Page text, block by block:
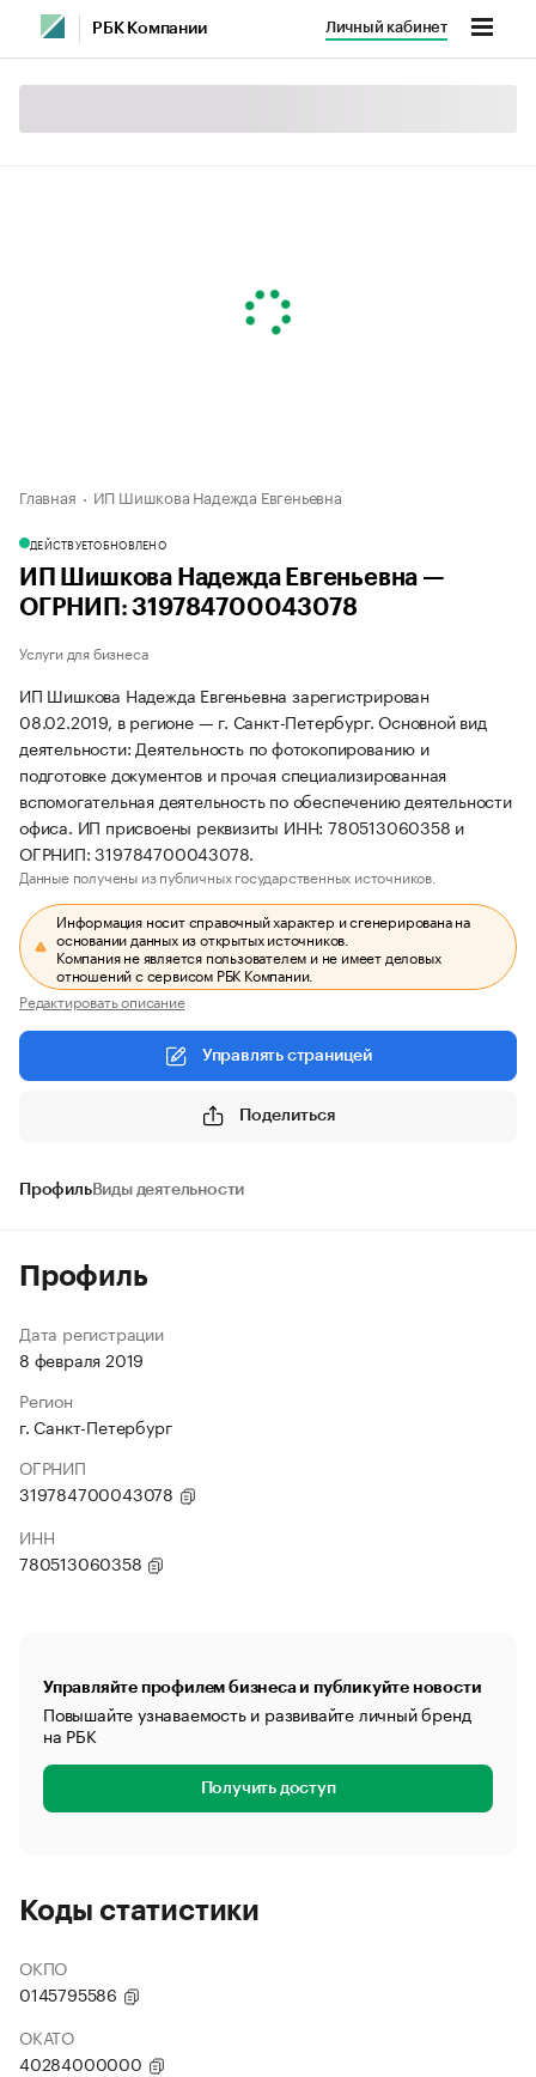
РБК Компании Личный кабинет
Главная ИП Шишкова Надежда Евгеньевна
ДЕЙСТВУЕТОБНОВЛЕНО
ИП Шишкова Надежда Евгеньевна —
ОГРНИП: 319784700043078
Услуги для бизнеса
ИП Шишкова Надежда Евгеньевна зарегистрирован
08.02.2019, в регионе — г. Санкт-Петербург. Основной вид
деятельности: Деятельность по фотокопированию и
подготовке документов и прочая специализированная
вспомогательная деятельность по обеспечению деятельности
офиса. ИП присвоены реквизиты ИНН: 780513060358 и
ОГРНИП: 319784700043078.
Данные получены из публичных государственных источников.
Информация носит справочный характер и сгенерирована на
основании данных из открытых источников.
Компания не является пользователем и не имеет деловых
отношений с сервисом РБК Компании.
Редактировать описание
Управлять страницей
Поделиться
ПрофильВиды деятельности
Профиль
Дата регистрации
8 февраля 2019
Регион
г. Санкт-Петербург
ОГРНИП
319784700043078
ИНН
780513060358
Управляйте профилем бизнеса и публикуйте новости
Повышайте узнаваемость и развивайте личный бренд
на РБК
Получить доступ
Коды статистики
ОКПО
0145795586
ОКАТО
40284000000